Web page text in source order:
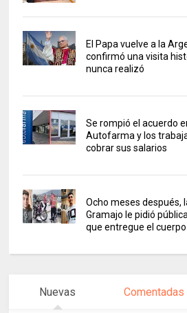
El Papa vuelve a la
confirmó una visita
nunca realizó
Se rompió el acuerdo
Autofarma y los
cobrar sus salarios
Ocho meses después,
Gramajo le pidió
que entregue el
Nuevas Comentadas